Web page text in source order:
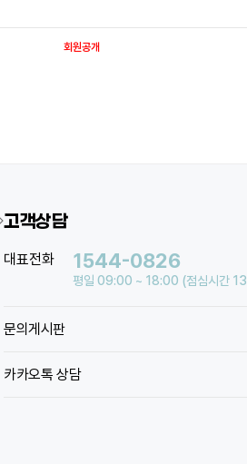
회원공개
고객상담
대표전화 1544-0826
평일 09:00 ~ 18:00 (점심시간
문의게시판
카카오톡 상담